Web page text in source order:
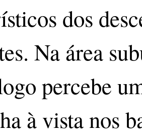
dos
Na área
percebe
à vista nos